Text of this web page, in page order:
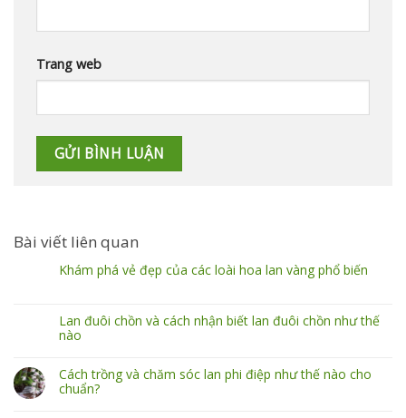
Trang web
Bài viết liên quan
Khám phá vẻ đẹp của các loài hoa lan vàng phổ biến
Lan đuôi chồn và cách nhận biết lan đuôi chồn như thế
nào
Cách trồng và chăm sóc lan phi điệp như thế nào cho
chuẩn?